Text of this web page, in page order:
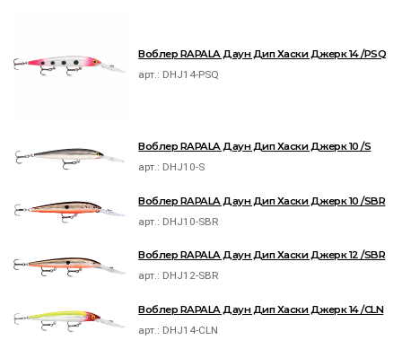
Воблер RAPALA Даун Дип Хаски Джерк 14 /PSQ
арт.: DHJ14-PSQ
Воблер RAPALA Даун Дип Хаски Джерк 10 /S
арт.: DHJ10-S
Воблер RAPALA Даун Дип Хаски Джерк 10 /SBR
арт.: DHJ10-SBR
Воблер RAPALA Даун Дип Хаски Джерк 12 /SBR
арт.: DHJ12-SBR
Воблер RAPALA Даун Дип Хаски Джерк 14 /CLN
арт.: DHJ14-CLN